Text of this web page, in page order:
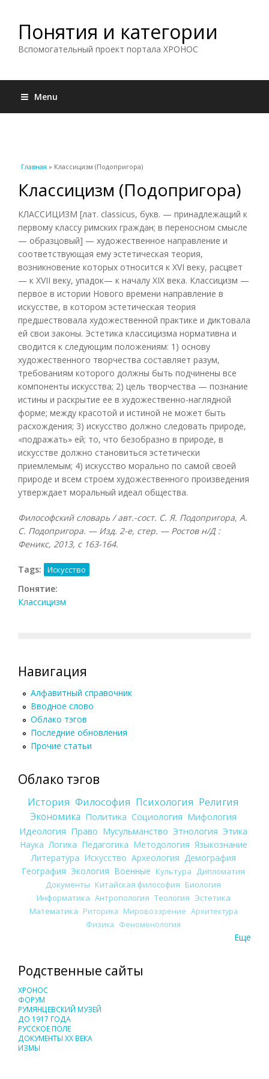
Понятия и категории
Вспомогательный проект портала ХРОНОС
Menu
Вы здесь
Главная » Классицизм (Подопригора)
Классицизм (Подопригора)
КЛАССИЦИЗМ [лат. classicus, букв. — принадлежащий к
первому классу римских граждан; в переносном смысле
— образцовый] — художественное направление и
соответствующая ему эстетическая теория,
возникновение которых относится к XVI веку, расцвет
— к XVII веку, упадок— к началу XIX века. Классицизм —
первое в истории Нового времени направление в
искусстве, в котором эстетическая теория
предшествовала художественной практике и диктовала
ей свои законы. Эстетика классицизма нормативна и
сводится к следующим положениям: 1) основу
художественного творчества составляет разум,
требованиям которого должны быть подчинены все
компоненты искусства; 2) цель творчества — познание
истины и раскрытие ее в художественно-наглядной
форме; между красотой и истиной не может быть
расхождения; 3) искусство должно следовать природе,
«подражать» ей; то, что безобразно в природе, в
искусстве должно становиться эстетически
приемлемым; 4) искусство морально по самой своей
природе и всем строем художественного произведения
утверждает моральный идеал общества.
Философский словарь / авт.-сост. С. Я. Подопригора, А.
С. Подопригора. — Изд. 2-е, стер. — Ростов н/Д :
Феникс, 2013, с 163-164.
Tags: Искусство
Понятие:
Классицизм
Навигация
Алфавитный справочник
Вводное слово
Облако тэгов
Последние обновления
Прочие статьи
Облако тэгов
История Философия Психология Религия
Экономика Политика Социология Мифология
Идеология Право Мусульманство Этнология Этика
Наука Логика Педагогика Методология Языкознание
Литература Искусство Археология Демография
География Экология Военные Культура
Дипломатия
Документы Китайская философия Биология
Информатика Антропология Теология Эстетика
Математика Риторика Мировоззрение Архитектура
Физика Феноменология
Еще
Родственные сайты
ХРОНОС
ФОРУМ
РУМЯНЦЕВСКИЙ МУЗЕЙ
ДО 1917 ГОДА
РУССКОЕ ПОЛЕ
ДОКУМЕНТЫ XX ВЕКА
ИЗМЫ